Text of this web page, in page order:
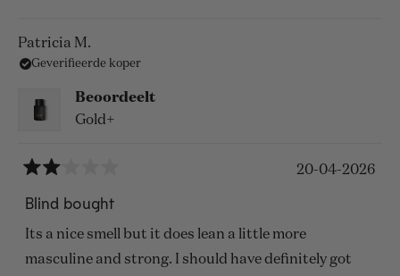
Patricia M.
Geverifieerde koper
Beoordeelt
Gold+
met
2
van
de
5
20-04-2026
Blind bought
Its a nice smell but it does lean a little more
masculine and strong. I should have definitely got